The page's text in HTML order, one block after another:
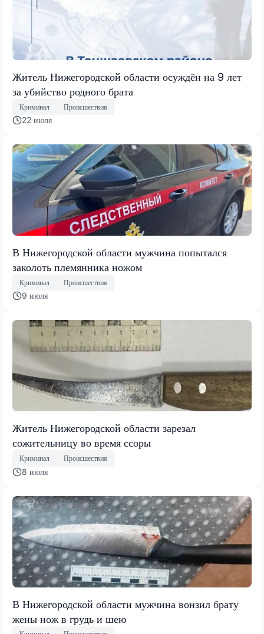
Житель Нижегородской области осуждён на 9 лет
за убийство родного брата
Криминал Происшествия
22 июля
В Нижегородской области мужчина попытался
заколоть племянника ножом
Криминал Происшествия
9 июля
Житель Нижегородской области зарезал
сожительницу во время ссоры
Криминал Происшествия
8 июля
В Нижегородской области мужчина вонзил брату
жены нож в грудь и шею